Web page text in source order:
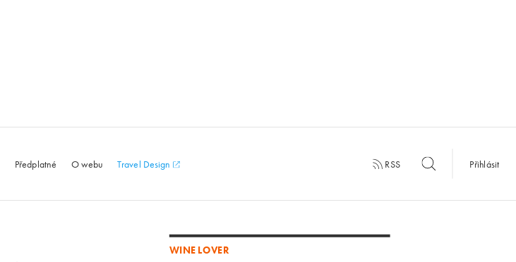
Předplatné O webu Travel Design RSS Přihlásit
WINE LOVER